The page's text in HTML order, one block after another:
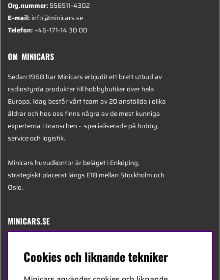
Org.nummer:556511-4302
E-mail:info@minicars.se
Telefon:+46-171-14 30 00
OM MINICARS
Sedan 1968 har Minicars erbjudit ett brett utbud av
radiostyrda produkter till hobbybutiker över hela
Europa. Idag består vårt team av 20 anställda i olika
åldrar och hos oss finns några av de mest kunniga
experterna i branschen - specialiserade på hobby,
service och logistik.
Minicars huvudkontor är beläget i Enköping,
strategiskt placerat längs E18 mellan Stockholm och
Oslo.
MINICARS.SE
Cookies och liknande tekniker